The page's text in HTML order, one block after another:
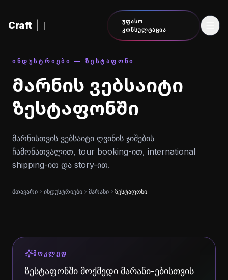
Craft
ᲣᲤᲐᲡᲝ
ᲙᲝᲜᲡᲣᲚᲢᲐᲪᲘᲐ
ᲘᲜᲓᲣᲡᲢᲠᲘᲔᲑᲘ — ᲖᲔᲡᲢᲐᲤᲝᲜᲘ
მარნის ვებსაიტი
ზესტაფონში
მარნისთვის ვებსაიტი ღვინის ჯიშების
ჩამონათვალით, tour booking-ით, international
shipping-ით და story-ით.
მთავარი ინდუსტრიები მარანი ზესტაფონი
ᲛᲝᲙᲚᲔᲓ
ზესტაფონში მოქმედი მარანი-ებისთვის